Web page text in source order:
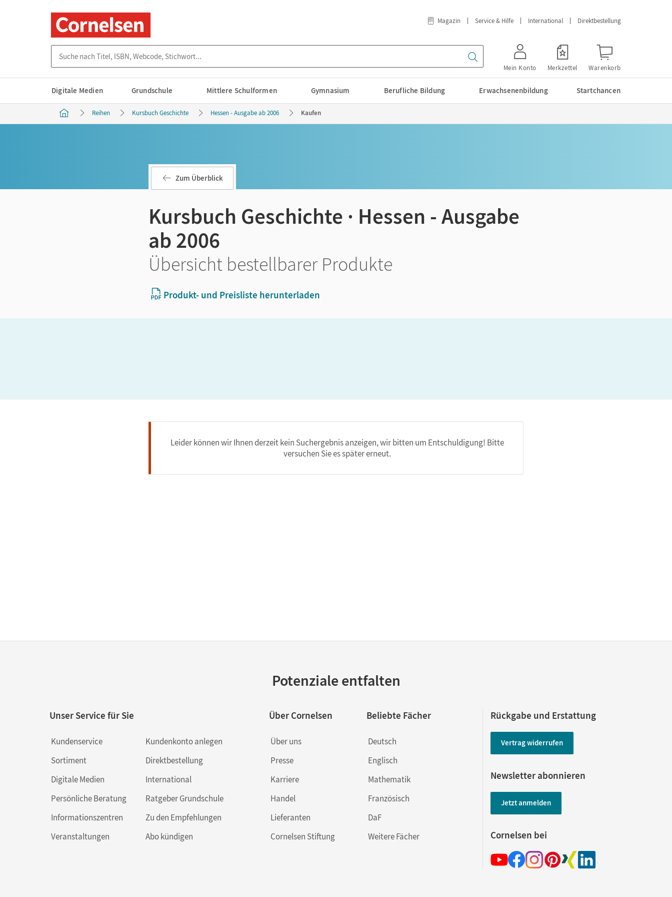
Magazin Service & Hilfe International Direktbestellung
Mein Konto Merkzettel Warenkorb
Digitale Medien Grundschule Mittlere Schulformen Gymnasium Berufliche Bildung Erwachsenenbildung Startchancen
Reihen Kursbuch Geschichte Hessen - Ausgabe ab 2006 Kaufen
Zum Überblick
Kursbuch Geschichte · Hessen - Ausgabe
ab 2006
Übersicht bestellbarer Produkte
Produkt- und Preisliste herunterladen
Leider können wir Ihnen derzeit kein Suchergebnis anzeigen, wir bitten um Entschuldigung! Bitte
versuchen Sie es später erneut.
Potenziale entfalten
Unser Service für Sie
Kundenservice
Sortiment
Digitale Medien
Persönliche Beratung
Informationszentren
Veranstaltungen
Kundenkonto anlegen
Direktbestellung
International
Ratgeber Grundschule
Zu den Empfehlungen
Abo kündigen
Über Cornelsen
Über uns
Presse
Karriere
Handel
Lieferanten
Cornelsen Stiftung
Beliebte Fächer
Deutsch
Englisch
Mathematik
Französisch
DaF
Weitere Fächer
Rückgabe und Erstattung
Vertrag widerrufen
Newsletter abonnieren
Jetzt anmelden
Cornelsen bei